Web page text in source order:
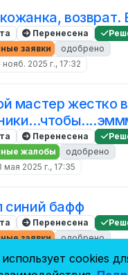
возврат.
Перенесена
заявки
одобрено
нояб. 2025 г., 17:32
мастер жестко
Перенесена
жалобы
одобрено
мая 2025 г., 17:35
синий бафф
Перенесена
заявки
одобрено
cookies